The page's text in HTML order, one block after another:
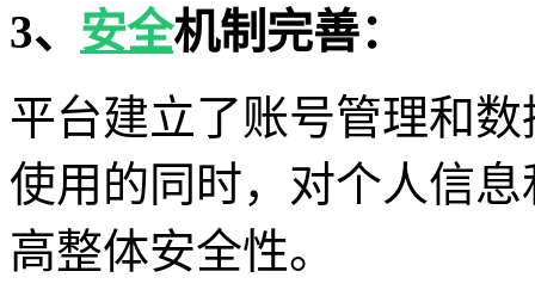
3、 安全机制完善：
平台建立了账号管理和
使用的同时，对个人信
高整体安全性。